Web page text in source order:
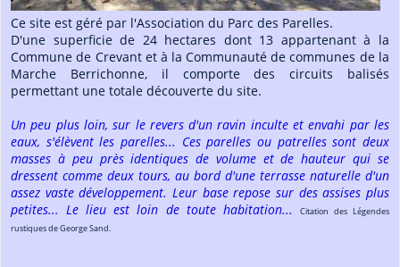
Ce site est géré par l'Association du Parc des Parelles.
D'une superficie de 24 hectares dont 13 appartenant à la
Commune de Crevant et à la Communauté de communes de la
Marche Berrichonne, il comporte des circuits balisés
permettant une totale découverte du site.
Un peu plus loin, sur le revers d'un ravin inculte et envahi par les
eaux, s'élèvent les parelles... Ces parelles ou patrelles sont deux
masses à peu près identiques de volume et de hauteur qui se
dressent comme deux tours, au bord d'une terrasse naturelle d'un
assez vaste développement. Leur base repose sur des assises plus
petites... Le lieu est loin de toute habitation...
Citation des Légendes
rustiques de George Sand.